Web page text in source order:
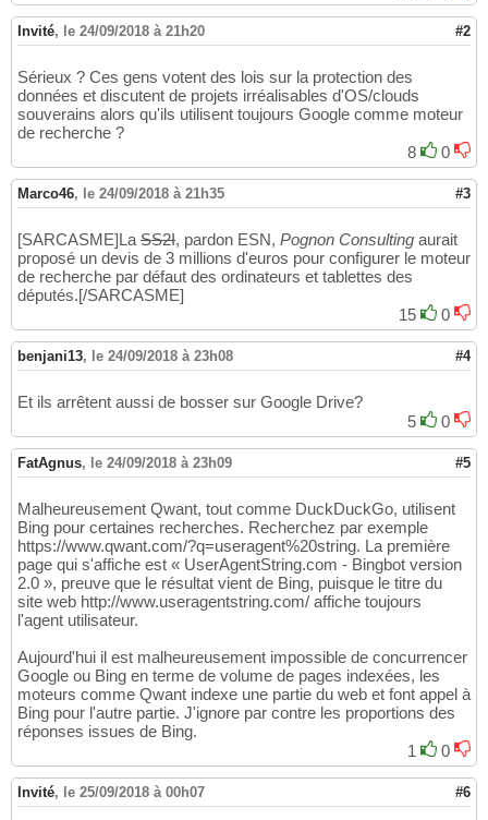
Invité, le 24/09/2018 à 21h20 #2
Sérieux ? Ces gens votent des lois sur la protection des
données et discutent de projets irréalisables d'OS/clouds
souverains alors qu'ils utilisent toujours Google comme moteur
de recherche ?
8
0
Marco46, le 24/09/2018 à 21h35 #3
[SARCASME]La SS2I, pardon ESN, Pognon Consulting aurait
proposé un devis de 3 millions d'euros pour configurer le moteur
de recherche par défaut des ordinateurs et tablettes des
députés.[/SARCASME]
15
0
benjani13, le 24/09/2018 à 23h08 #4
Et ils arrêtent aussi de bosser sur Google Drive?
5
0
FatAgnus, le 24/09/2018 à 23h09 #5
Malheureusement Qwant, tout comme DuckDuckGo, utilisent
Bing pour certaines recherches. Recherchez par exemple
https://www.qwant.com/?q=useragent%20string. La première
page qui s'affiche est « UserAgentString.com - Bingbot version
2.0 », preuve que le résultat vient de Bing, puisque le titre du
site web http://www.useragentstring.com/ affiche toujours
l'agent utilisateur.
Aujourd'hui il est malheureusement impossible de concurrencer
Google ou Bing en terme de volume de pages indexées, les
moteurs comme Qwant indexe une partie du web et font appel à
Bing pour l'autre partie. J'ignore par contre les proportions des
réponses issues de Bing.
1
0
Invité, le 25/09/2018 à 00h07 #6